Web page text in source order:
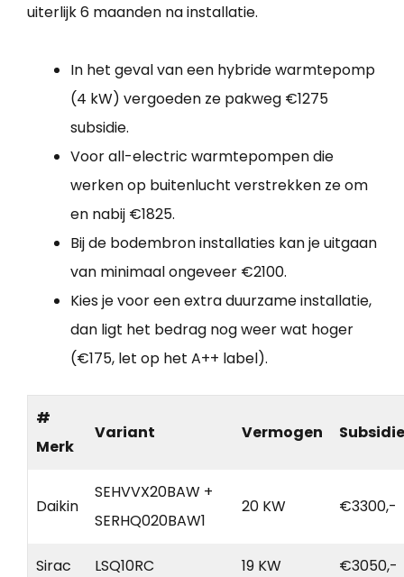
uiterlijk 6 maanden na installatie.
In het geval van een hybride warmtepomp
(4 kW) vergoeden ze pakweg €1275
subsidie.
Voor all-electric warmtepompen die
werken op buitenlucht verstrekken ze om
en nabij €1825.
Bij de bodembron installaties kan je uitgaan
van minimaal ongeveer €2100.
Kies je voor een extra duurzame installatie,
dan ligt het bedrag nog weer wat hoger
(€175, let op het A++ label).
#
Merk
Variant Vermogen Subsidie
Daikin
SEHVVX20BAW +
SERHQ020BAW1
20 KW €3300,-
Sirac LSQ10RC 19 KW €3050,-